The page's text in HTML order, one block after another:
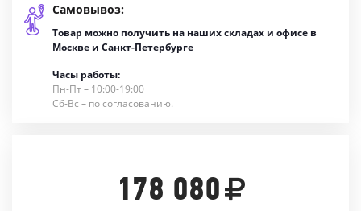
Самовывоз:
Товар можно получить на наших складах и офисе в
Москве и Санкт-Петербурге
Часы работы:
Пн-Пт – 10:00-19:00
Сб-Вс – по согласованию.
178 080